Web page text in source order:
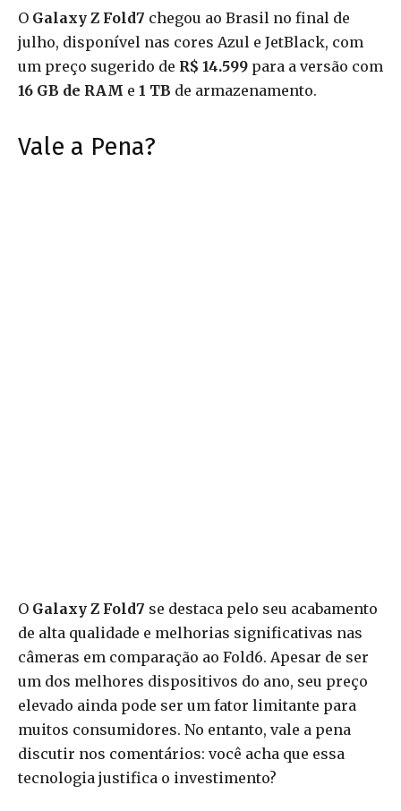
O Galaxy Z Fold7 chegou ao Brasil no final de
julho, disponível nas cores Azul e JetBlack, com
um preço sugerido de R$ 14.599 para a versão com
16 GB de RAM e 1 TB de armazenamento.
Vale a Pena?
O Galaxy Z Fold7 se destaca pelo seu acabamento
de alta qualidade e melhorias significativas nas
câmeras em comparação ao Fold6. Apesar de ser
um dos melhores dispositivos do ano, seu preço
elevado ainda pode ser um fator limitante para
muitos consumidores. No entanto, vale a pena
discutir nos comentários: você acha que essa
tecnologia justifica o investimento?